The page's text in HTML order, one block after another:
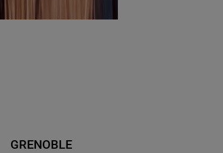
GRENOBLE